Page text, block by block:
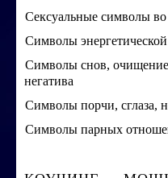
Сексуальные символы во
Символы
Символы снов, очищение
негатива
Символы порчи, сглаза,
Символы парных